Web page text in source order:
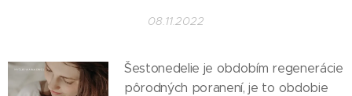
08.11.2022
Šestonedelie je obdobím regenerácie
pôrodných poranení, je to obdobie